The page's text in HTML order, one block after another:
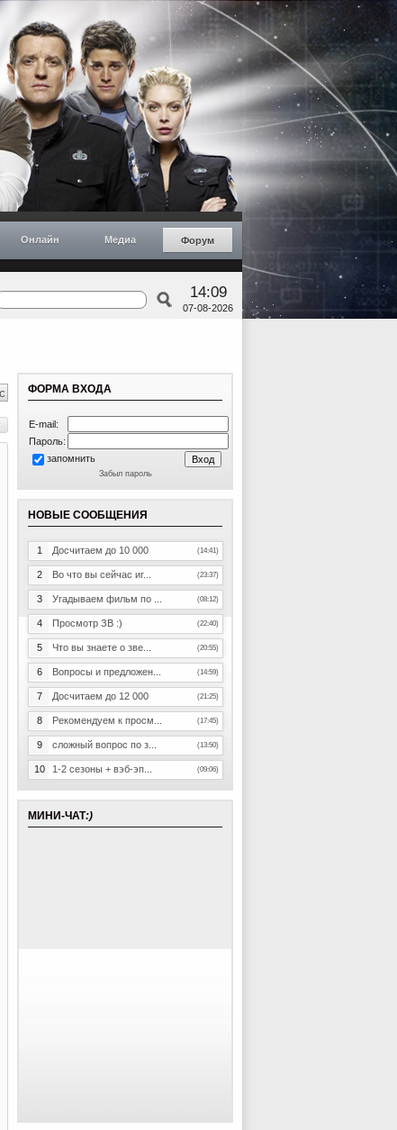
Онлайн Медиа Форум
14:09
07-08-2026
ФОРМА ВХОДА
E-mail:
Пароль:
запомнить
Забыл пароль
НОВЫЕ СООБЩЕНИЯ
1 Досчитаем до 10 000 (14:41)
2 Во что вы сейчас иг... (23:37)
3 Угадываем фильм по ... (08:12)
4 Просмотр ЗВ :) (22:40)
5 Что вы знаете о зве... (20:55)
6 Вопросы и предложен... (14:59)
7 Досчитаем до 12 000 (21:25)
8 Рекомендуем к просм... (17:45)
9 сложный вопрос по з... (13:50)
10 1-2 сезоны + вэб-эп... (09:06)
МИНИ-ЧАТ:)